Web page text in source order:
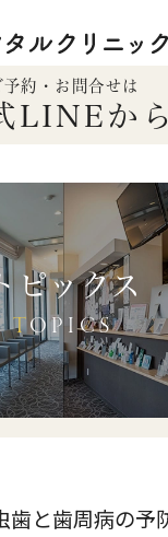
予約・お問合せは
LINEから
ピックス
TOPICS